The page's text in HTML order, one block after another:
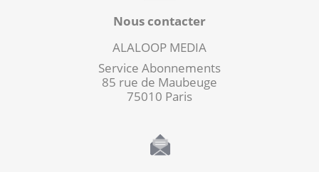
Nous contacter
ALALOOP MEDIA
Service Abonnements
85 rue de Maubeuge
75010 Paris